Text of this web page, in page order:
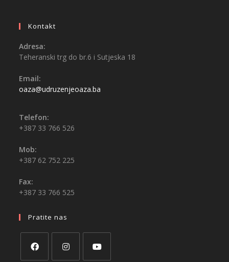
Kontakt
Adresa:
Teheranski trg do br.6 i Sutjeska 18
Email:
oaza@udruzenjeoaza.ba
Telefon:
+387 33 766 526
Mob:
+387 62 752 225
Fax:
+387 33 766 525
Pratite nas